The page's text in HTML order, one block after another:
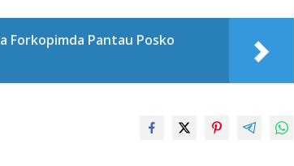
Forkopimda Pantau Posko